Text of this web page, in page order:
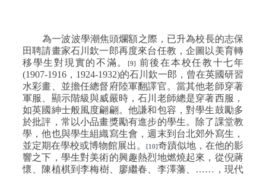
為一波波學潮焦頭爛額之際，已升為校長的志保
田聘請畫家石川欽一郎再度來台任教，企圖以美育轉
移學生對現實的不滿。
[9]
前後在本校任教十七年
(1907-1916 ， 1924-1932)的石川欽一郎，曾在英國研習
水彩畫、並擔任總督府陸軍翻譯官。當其他老師穿著
軍服、顯示階級與威嚴時，石川老師總是穿著西服，
如英國紳士般風度翩翩。他謙和包容，對學生鼓勵多
於批評，常以小品畫獎勵有進步的學生。除了課堂教
學，他也與學生組織寫生會，週末到台北郊外寫生，
並定期在學校或博物館展出。
[10] 奇蹟似地，在他的影
響之下，學生對美術的興趣熱烈地燃燒起來，從倪蔣
懷、陳植棋到李梅樹、廖繼春、李澤藩、……，現代